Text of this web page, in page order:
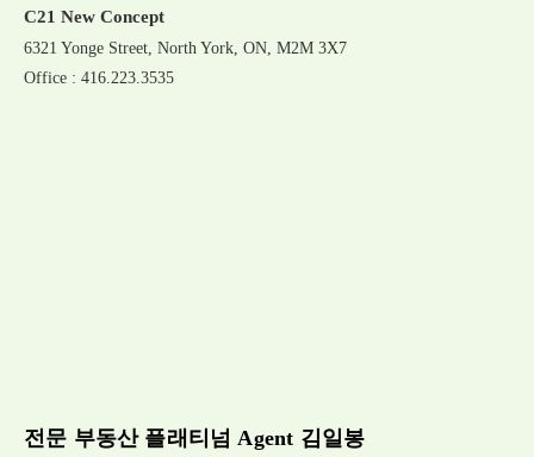
C21 New Concept
6321 Yonge Street, North York, ON, M2M 3X7
Office : 416.223.3535
전문 부동산 플래티넘 Agent 김일봉